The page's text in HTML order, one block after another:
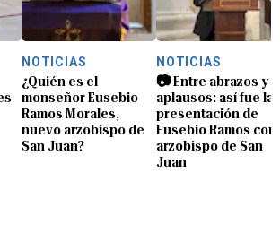
NOTICIAS
¿Quién es el
monseñor Eusebio
Ramos Morales,
nuevo arzobispo de
San Juan?
NOTICIAS
📷 Entre abrazos y
aplausos: así fue la
presentación de
Eusebio Ramos
arzobispo de San
Juan